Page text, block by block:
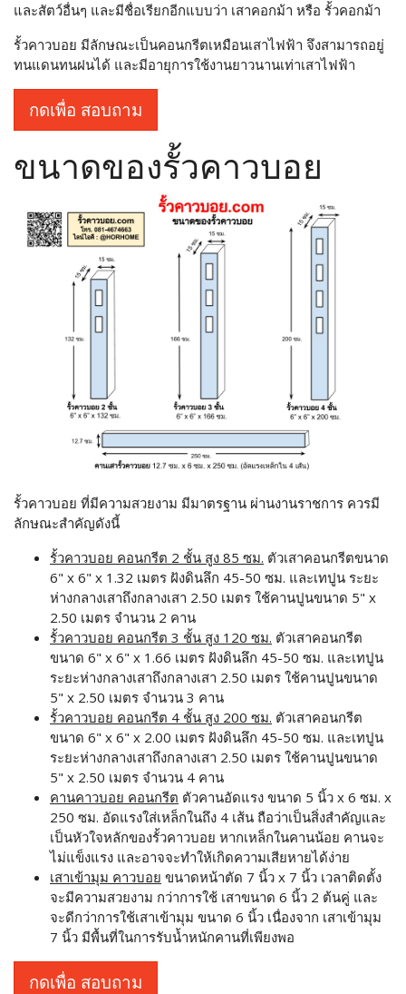
และสัตว์อื่นๆ และมีชื่อเรียกอีกแบบว่า เสาคอกม้า หรือ รั้วคอกม้า
รั้วคาวบอย มีลักษณะเป็นคอนกรีตเหมือนเสาไฟฟ้า จึงสามารถอยู่
ทนแดนทนฝนได้ และมีอายุการใช้งานยาวนานเท่าเสาไฟฟ้า
กดเพื่อ สอบถาม
ขนาดของรั้วคาวบอย
รั้วคาวบอย ที่มีความสวยงาม มีมาตรฐาน ผ่านงานราชการ ควรมี
ลักษณะสำคัญดังนี้
รั้วคาวบอย คอนกรีต 2 ชั้น สูง 85 ซม. ตัวเสาคอนกรีตขนาด
6" x 6" x 1.32 เมตร ฝังดินลึก 45-50 ซม. และเทปูน ระยะ
ห่างกลางเสาถึงกลางเสา 2.50 เมตร ใช้คานปูนขนาด 5" x
2.50 เมตร จำนวน 2 คาน
รั้วคาวบอย คอนกรีต 3 ชั้น สูง 120 ซม. ตัวเสาคอนกรีต
ขนาด 6" x 6" x 1.66 เมตร ฝังดินลึก 45-50 ซม. และเทปูน
ระยะห่างกลางเสาถึงกลางเสา 2.50 เมตร ใช้คานปูนขนาด
5" x 2.50 เมตร จำนวน 3 คาน
รั้วคาวบอย คอนกรีต 4 ชั้น สูง 200 ซม. ตัวเสาคอนกรีต
ขนาด 6" x 6" x 2.00 เมตร ฝังดินลึก 45-50 ซม. และเทปูน
ระยะห่างกลางเสาถึงกลางเสา 2.50 เมตร ใช้คานปูนขนาด
5" x 2.50 เมตร จำนวน 4 คาน
คานคาวบอย คอนกรีต ตัวคานอัดแรง ขนาด 5 นิ้ว x 6 ซม. x
250 ซม. อัดแรงใส่เหล็กในถึง 4 เส้น ถือว่าเป็นสิ่งสำคัญและ
เป็นหัวใจหลักของรั้วคาวบอย หากเหล็กในคานน้อย คานจะ
ไม่แข็งแรง และอาจจะทำให้เกิดความเสียหายได้ง่าย
เสาเข้ามุม คาวบอย ขนาดหน้าตัด 7 นิ้ว x 7 นิ้ว เวลาติดตั้ง
จะมีความสวยงาม กว่าการใช้ เสาขนาด 6 นิ้ว 2 ต้นคู่ และ
จะดีกว่าการใช้เสาเข้ามุม ขนาด 6 นิ้ว เนื่องจาก เสาเข้ามุม
7 นิ้ว มีพื้นที่ในการรับน้ำหนักคานที่เพียงพอ
กดเพื่อ สอบถาม